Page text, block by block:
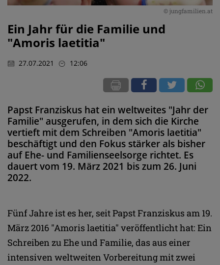
© jungfamilien.at
Ein Jahr für die Familie und
"Amoris laetitia"
27.07.2021 12:06
Papst Franziskus hat ein weltweites "Jahr der
Familie" ausgerufen, in dem sich die Kirche
vertieft mit dem Schreiben "Amoris laetitia"
beschäftigt und den Fokus stärker als bisher
auf Ehe- und Familienseelsorge richtet. Es
dauert vom 19. März 2021 bis zum 26. Juni
2022.
Fünf Jahre ist es her, seit Papst Franziskus am 19.
März 2016 "Amoris laetitia" veröffentlicht hat: Ein
Schreiben zu Ehe und Familie, das aus einer
intensiven weltweiten Vorbereitung mit zwei